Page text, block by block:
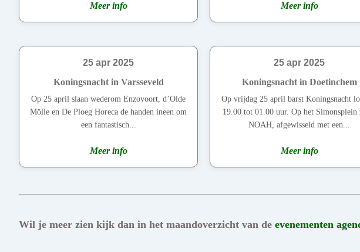
Meer info Meer info
25 apr 2025
Koningsnacht in Varsseveld
Op 25 april slaan wederom Enzovoort, d’Olde
Mölle en De Ploeg Horeca de handen ineen om
een fantastisch...
Meer info
25 apr 2025
Koningsnacht in Doetinchem
Op vrijdag 25 april barst Koningsnacht
19.00 tot 01.00 uur. Op het Simonsplein
NOAH, afgewisseld met een...
Meer info
Wil je meer zien kijk dan in het maandoverzicht van de evenementen